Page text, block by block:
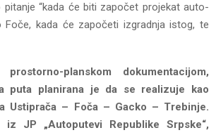
“kada će biti započet projekat auto-
Foče, kada će započeti izgradnja istog, te
planskom dokumentacijom,
puta planirana je da se realizuje kao
Ustiprača – Foča – Gacko – Trebinje.
iz JP „Autoputevi Republike Srpske“,